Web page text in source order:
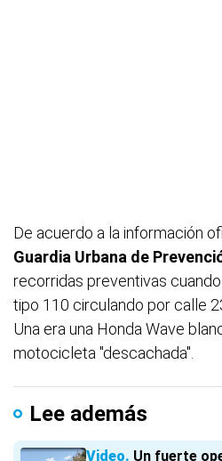
De acuerdo a la información
Guardia Urbana de
recorridas preventivas
tipo 110 circulando por calle
Una era una Honda Wave
motocicleta "descachada".
Lee además
Video Un fuerte